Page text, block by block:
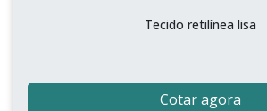
Tecido retilínea lisa
Cotar agora